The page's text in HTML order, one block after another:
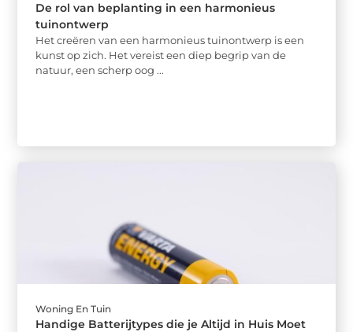
De rol van beplanting in een harmonieus
tuinontwerp
Het creëren van een harmonieus tuinontwerp is een
kunst op zich. Het vereist een diep begrip van de
natuur, een scherp oog ...
Woning En Tuin
Handige Batterijtypes die je Altijd in Huis Moet